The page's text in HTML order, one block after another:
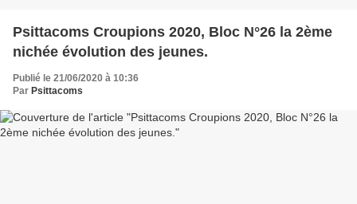
Psittacoms Croupions 2020, Bloc N°26 la 2ème
nichée évolution des jeunes.
Publié le 21/06/2020 à 10:36
Par Psittacoms